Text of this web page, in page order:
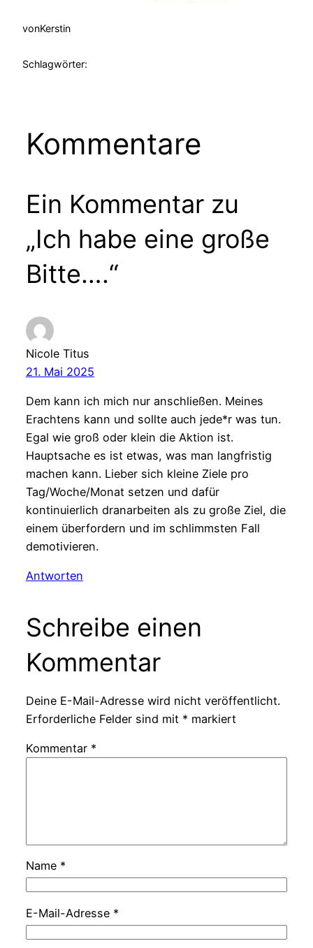
vonKerstin
Schlagwörter:
Kommentare
Ein Kommentar zu
„Ich habe eine große
Bitte….“
Nicole Titus
21. Mai 2025
Dem kann ich mich nur anschließen. Meines
Erachtens kann und sollte auch jede*r was tun.
Egal wie groß oder klein die Aktion ist.
Hauptsache es ist etwas, was man langfristig
machen kann. Lieber sich kleine Ziele pro
Tag/Woche/Monat setzen und dafür
kontinuierlich dranarbeiten als zu große Ziel, die
einem überfordern und im schlimmsten Fall
demotivieren.
Antworten
Schreibe einen
Kommentar
Deine E-Mail-Adresse wird nicht veröffentlicht.
Erforderliche Felder sind mit * markiert
Kommentar *
Name *
E-Mail-Adresse *